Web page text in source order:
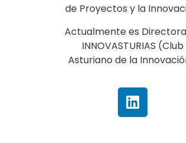
de Proyectos y la
Actualmente es
INNOVASTURIAS (Club
Asturiano de la